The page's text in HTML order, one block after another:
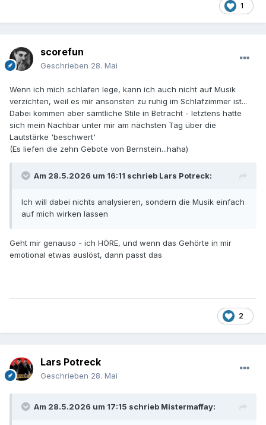
1
scorefun
Geschrieben 28. Mai
Wenn ich mich schlafen lege, kann ich auch nicht auf Musik
verzichten, weil es mir ansonsten zu ruhig im Schlafzimmer ist...
Dabei kommen aber sämtliche Stile in Betracht - letztens hatte
sich mein Nachbar unter mir am nächsten Tag über die
Lautstärke 'beschwert'
(Es liefen die zehn Gebote von Bernstein...haha)
Am 28.5.2026 um 16:11 schrieb Lars Potreck:
Ich will dabei nichts analysieren, sondern die Musik einfach
auf mich wirken lassen
Geht mir genauso - ich HÖRE, und wenn das Gehörte in mir
emotional etwas auslöst, dann passt das
2
Lars Potreck
Geschrieben 28. Mai
Am 28.5.2026 um 17:15 schrieb Mistermaffay: